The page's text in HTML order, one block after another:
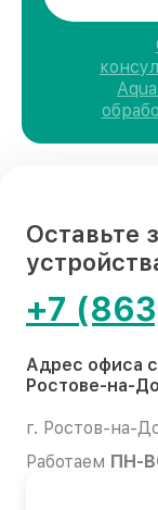
Оставьте
+7
Адрес офиса
Ростове-на-
г. Ростов-на-
Работаем ПН-